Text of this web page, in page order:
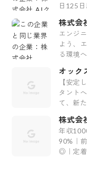
日125
株式会
エンジ
よう、
る環境
オック
社
【安定
タント
て、新
株式会
グ
年収
90%｜
◎｜定着